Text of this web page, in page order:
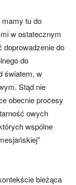
tu do
w ostatecznym
doprowadzenie do
do
światem, w
Stąd nie
obecnie procesy
owych
wspólne
bieżąca